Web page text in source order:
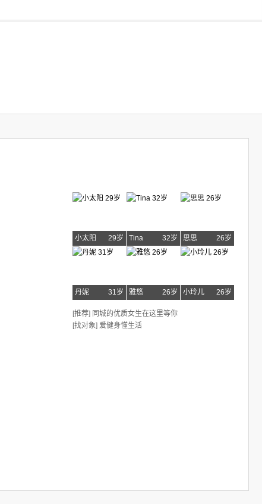
小太阳 29岁 Tina 32岁 思思 26岁
丹妮 31岁 雅悠 26岁 小玲儿 26岁
[推荐] 同城的优质女生在这里等你
[找对象] 爱健身懂生活